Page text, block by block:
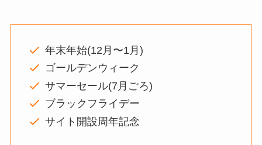
年末年始(12月〜1月)
ゴールデンウィーク
サマーセール(7月ごろ)
ブラックフライデー
サイト開設周年記念